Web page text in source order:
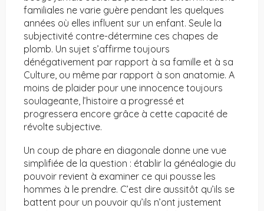
familiales ne varie guère pendant les quelques
années où elles influent sur un enfant. Seule la
subjectivité contre-détermine ces chapes de
plomb. Un sujet s’affirme toujours
dénégativement par rapport à sa famille et à sa
Culture, ou même par rapport à son anatomie. A
moins de plaider pour une innocence toujours
soulageante, l’histoire a progressé et
progressera encore grâce à cette capacité de
révolte subjective.
Un coup de phare en diagonale donne une vue
simplifiée de la question : établir la généalogie du
pouvoir revient à examiner ce qui pousse les
hommes à le prendre. C’est dire aussitôt qu’ils se
battent pour un pouvoir qu’ils n’ont justement